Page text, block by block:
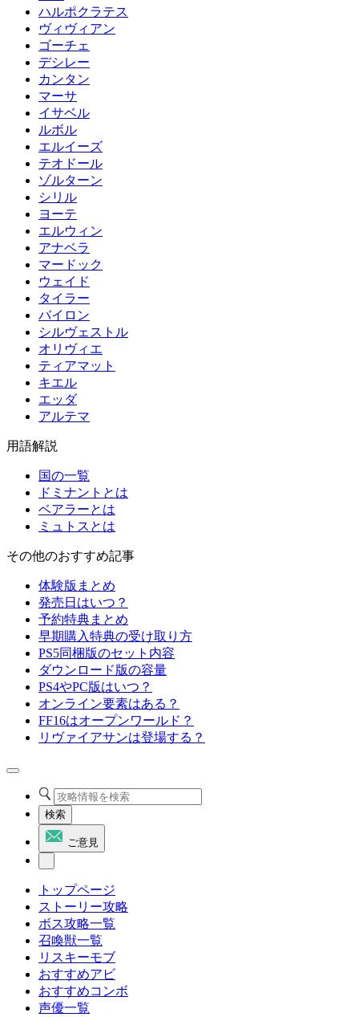
ハルポクラテス
ヴィヴィアン
ゴーチェ
デシレー
カンタン
マーサ
イサベル
ルボル
エルイーズ
テオドール
ゾルターン
シリル
ヨーテ
エルウィン
アナベラ
マードック
ウェイド
タイラー
バイロン
シルヴェストル
オリヴィエ
ティアマット
キエル
エッダ
アルテマ
用語解説
国の一覧
ドミナントとは
ベアラーとは
ミュトスとは
その他のおすすめ記事
体験版まとめ
発売日はいつ？
予約特典まとめ
早期購入特典の受け取り方
PS5同梱版のセット内容
ダウンロード版の容量
PS4やPC版はいつ？
オンライン要素はある？
FF16はオープンワールド？
リヴァイアサンは登場する？
検索
ご意見
トップページ
ストーリー攻略
ボス攻略一覧
召喚獣一覧
リスキーモブ
おすすめアビ
おすすめコンボ
声優一覧